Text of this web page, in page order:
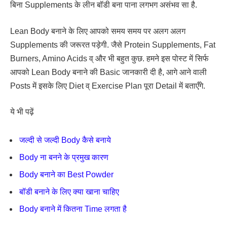
बिना Supplements के लीन बॉडी बना पाना लगभग असंभव सा है.
Lean Body बनाने के लिए आपको समय समय पर अलग अलग
Supplements की जरूरत पड़ेगी. जैसे Protein Supplements, Fat
Burners, Amino Acids व् और भी बहुत कुछ. हमने इस पोस्ट में सिर्फ
आपको Lean Body बनाने की Basic जानकारी दी है, आगे आने वाली
Posts में इसके लिए Diet व् Exercise Plan पूरा Detail में बताएँगे.
ये भी पढ़ें
जल्दी से जल्दी Body कैसे बनाये
Body ना बनने के प्रमुख कारण
Body बनाने का Best Powder
बॉडी बनाने के लिए क्या खाना चाहिए
Body बनाने में कितना Time लगता है